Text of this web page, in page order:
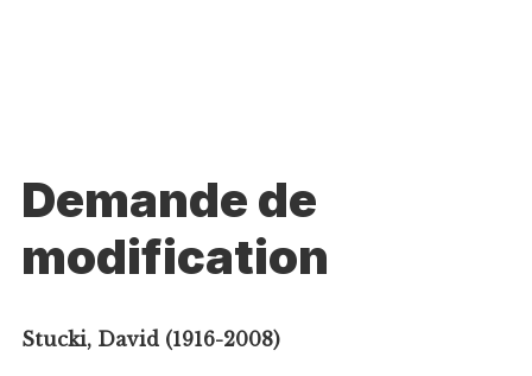
Demande de
modification
Stucki, David (1916-2008)